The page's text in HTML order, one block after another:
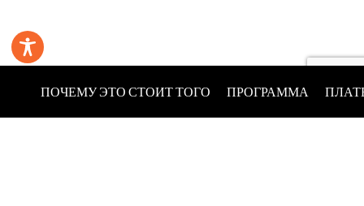
ПОЧЕМУ ЭТО СТОИТ ТОГО ПРОГРАММА